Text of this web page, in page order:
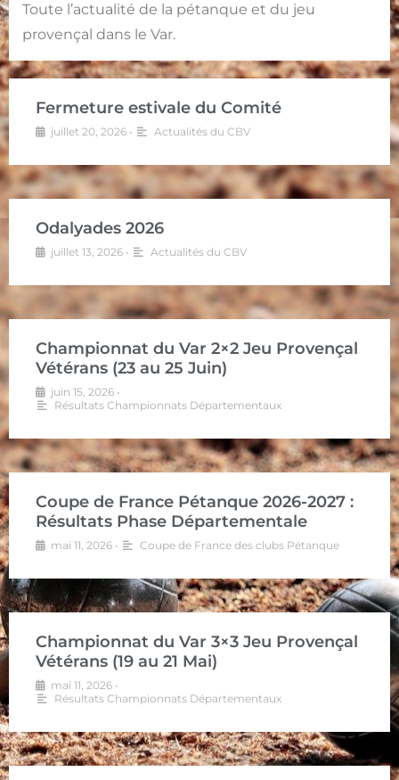
Toute l’actualité de la pétanque et du jeu
provençal dans le Var.
Fermeture estivale du Comité
juillet 20, 2026 • Actualités du CBV
Odalyades 2026
juillet 13, 2026 • Actualités du CBV
Championnat du Var 2×2 Jeu Provençal
Vétérans (23 au 25 Juin)
juin 15, 2026 •
Résultats Championnats Départementaux
Coupe de France Pétanque 2026-2027 :
Résultats Phase Départementale
mai 11, 2026 • Coupe de France des clubs Pétanque
Championnat du Var 3×3 Jeu Provençal
Vétérans (19 au 21 Mai)
mai 11, 2026 •
Résultats Championnats Départementaux